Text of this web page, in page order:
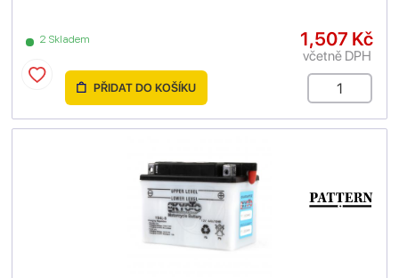
2 Skladem 1,507 Kč
včetně DPH
PŘIDAT DO KOŠÍKU